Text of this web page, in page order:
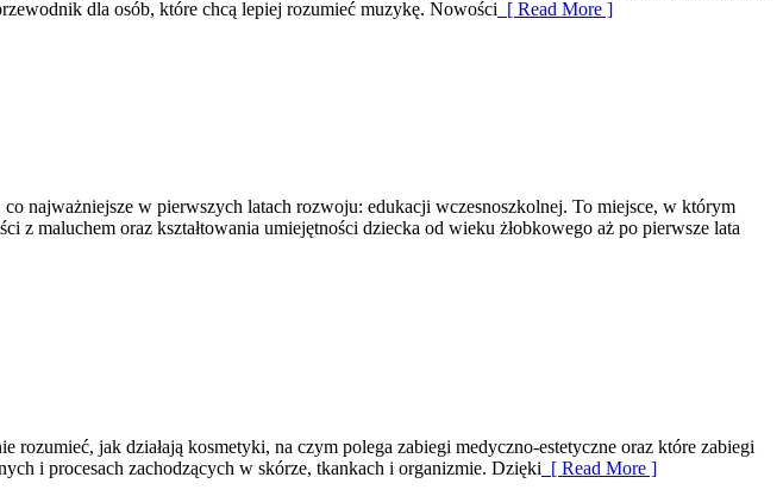
dla osób, które chcą lepiej rozumieć muzykę. Nowości [ Read More ]
najważniejsze w pierwszych latach rozwoju: edukacji wczesnoszkolnej. To miejsce, w którym
maluchem oraz kształtowania umiejętności dziecka od wieku żłobkowego aż po pierwsze lata
jak działają kosmetyki, na czym polega zabiegi medyczno-estetyczne oraz które zabiegi
i procesach zachodzących w skórze, tkankach i organizmie. Dzięki [ Read More ]